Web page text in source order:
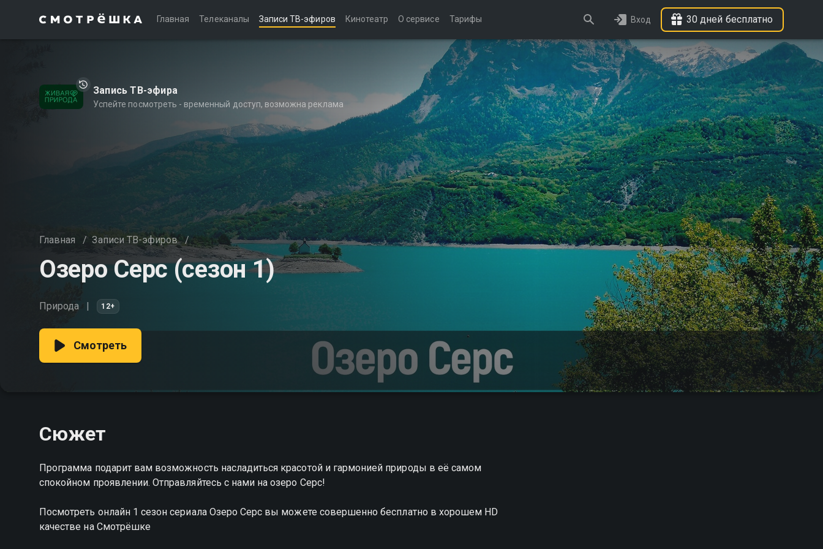
Главная Телеканалы Записи ТВ-эфиров Кинотеатр О сервисе Тарифы Вход 30 дней бесплатно
Запись ТВ-эфира
Успейте посмотреть - временный доступ, возможна реклама
Главная / Записи ТВ-эфиров /
Озеро Серс (сезон 1)
Природа 12+
Смотреть
Сюжет
Программа подарит вам возможность насладиться красотой и гармонией природы в её самом
спокойном проявлении. Отправляйтесь с нами на озеро Серс!
Посмотреть онлайн 1 сезон сериала Озеро Серс вы можете совершенно бесплатно в хорошем HD
качестве на Смотрёшке